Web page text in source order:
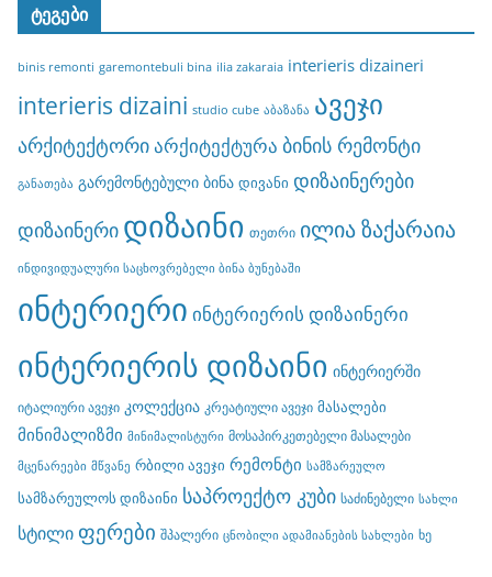
ტეგები
binis remonti garemontebuli bina ilia zakaraia interieris dizaineri
interieris dizaini studio cube აბაზანა ავეჯი
არქიტექტორიარქიტექტურა ბინის რემონტი
განათება გარემონტებული ბინა დივანი დიზაინერები
დიზაინერი დიზაინი თეთრი ილია ზაქარაია
ინდივიდუალური საცხოვრებელი ბინა ბუნებაში
ინტერიერი ინტერიერის დიზაინერი
ინტერიერის დიზაინი ინტერიერში
იტალიური ავეჯი კოლექცია კრეატიული ავეჯი მასალები
მინიმალიზმი მინიმალისტური მოსაპირკეთებელი მასალები
მცენარეები მწვანე რბილი ავეჯი რემონტი სამზარეულო
სამზარეულოს დიზაინი საპროექტო კუბი საძინებელი სახლი
სტილი ფერები შპალერი ცნობილი ადამიანების სახლები ხე